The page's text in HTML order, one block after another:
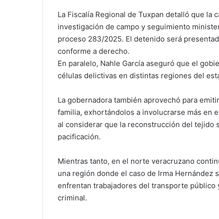
La Fiscalía Regional de Tuxpan detalló que
investigación de campo y seguimiento
proceso 283/2025. El detenido será
conforme a derecho.
En paralelo, Nahle García aseguró que el
células delictivas en distintas regiones del
La gobernadora también aprovechó para
familia, exhortándolos a involucrarse más en
al considerar que la reconstrucción del tejido
pacificación.
Mientras tanto, en el norte veracruzano
una región donde el caso de Irma
enfrentan trabajadores del transporte público
criminal.